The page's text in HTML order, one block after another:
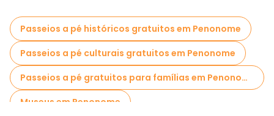
Passeios a pé históricos gratuitos em Penonome
Passeios a pé culturais gratuitos em Penonome
Passeios a pé gratuitos para famílias em Penonome
Museus em Penonome